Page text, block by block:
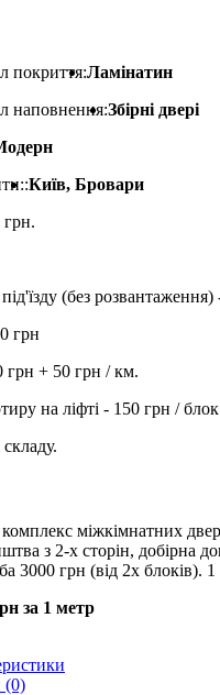
покриття:Ламінатин
наповнення:Збірні двері
Київ, Бровари
грн.
(без розвантаження)
грн
грн + 50 грн / км.
на ліфті - 150 грн /
міжкімнатних
з 2-х сторін, добірна
3000 грн (від 2х блоків).
за 1 метр
(0)